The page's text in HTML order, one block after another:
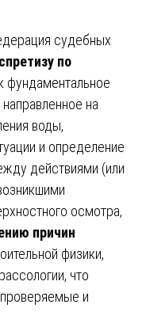
судебных
по
фундаментальное
на
воды,
и определение
действиями (или
осмотра,
причин
физики,
что
и